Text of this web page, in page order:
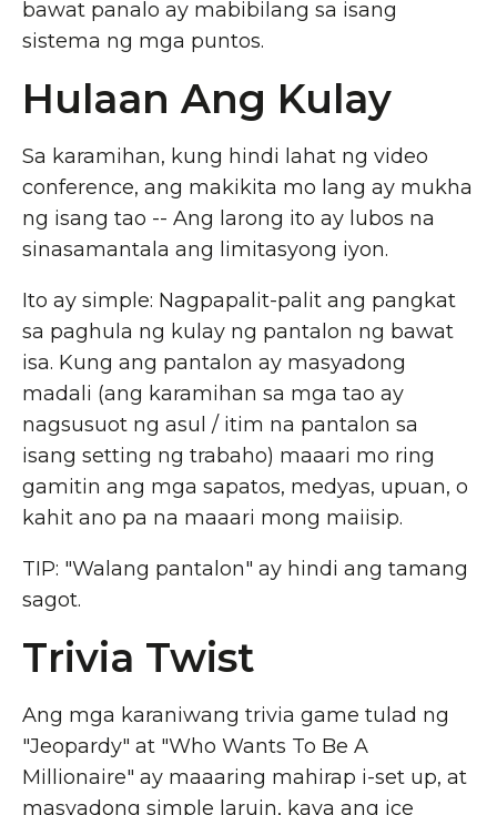
bawat panalo ay mabibilang sa isang
sistema ng mga puntos.
Hulaan Ang Kulay
Sa karamihan, kung hindi lahat ng video
conference, ang makikita mo lang ay mukha
ng isang tao -- Ang larong ito ay lubos na
sinasamantala ang limitasyong iyon.
Ito ay simple: Nagpapalit-palit ang pangkat
sa paghula ng kulay ng pantalon ng bawat
isa. Kung ang pantalon ay masyadong
madali (ang karamihan sa mga tao ay
nagsusuot ng asul / itim na pantalon sa
isang setting ng trabaho) maaari mo ring
gamitin ang mga sapatos, medyas, upuan, o
kahit ano pa na maaari mong maiisip.
TIP: "Walang pantalon" ay hindi ang tamang
sagot.
Trivia Twist
Ang mga karaniwang trivia game tulad ng
"Jeopardy" at "Who Wants To Be A
Millionaire" ay maaaring mahirap i-set up, at
masyadong simple laruin, kaya ang ice